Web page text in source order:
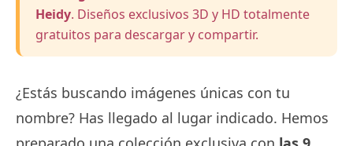
Heidy. Diseños exclusivos 3D y HD totalmente
gratuitos para descargar y compartir.
¿Estás buscando imágenes únicas con tu
nombre? Has llegado al lugar indicado. Hemos